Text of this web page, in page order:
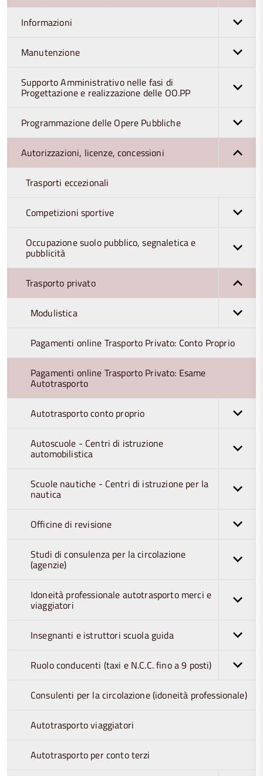
Informazioni
Manutenzione
Supporto Amministrativo nelle fasi di
Progettazione e realizzazione delle OO.PP
Programmazione delle Opere Pubbliche
Autorizzazioni, licenze, concessioni
Trasporti eccezionali
Competizioni sportive
Occupazione suolo pubblico, segnaletica e
pubblicità
Trasporto privato
Modulistica
Pagamenti online Trasporto Privato: Conto Proprio
Pagamenti online Trasporto Privato: Esame
Autotrasporto
Autotrasporto conto proprio
Autoscuole - Centri di istruzione
automobilistica
Scuole nautiche - Centri di istruzione per la
nautica
Officine di revisione
Studi di consulenza per la circolazione
(agenzie)
Idoneità professionale autotrasporto merci e
viaggiatori
Insegnanti e istruttori scuola guida
Ruolo conducenti (taxi e N.C.C. fino a 9 posti)
Consulenti per la circolazione (idoneità professionale)
Autotrasporto viaggiatori
Autotrasporto per conto terzi